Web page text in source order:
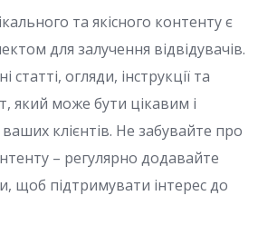
та якісного контенту є
для залучення відвідувачів.
статті, огляди, інструкції та
який може бути цікавим і
клієнтів. Не забувайте про
– регулярно додавайте
щоб підтримувати інтерес до